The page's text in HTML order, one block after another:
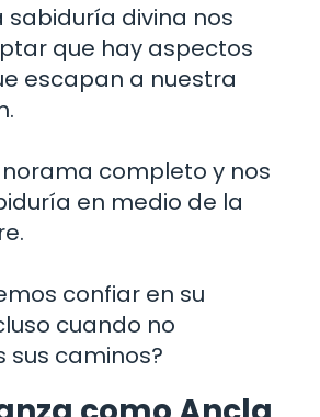
sabiduría divina nos
que hay aspectos
escapan a nuestra
completo y nos
en medio de la
confiar en su
cuando no
caminos?